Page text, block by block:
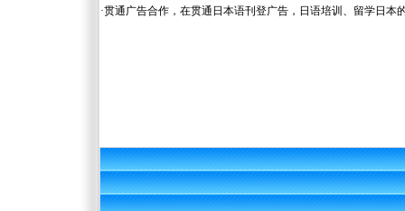
·贯通广告合作，在贯通日本语刊登广告，日语培训、留学日本